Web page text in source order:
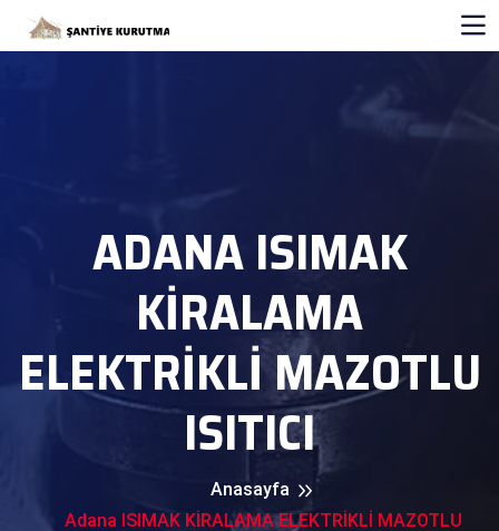
ADANA ISIMAK
KİRALAMA
ELEKTRİKLİ MAZOTLU
ISITICI
Anasayfa
Adana ISIMAK KİRALAMA ELEKTRİKLİ MAZOTLU